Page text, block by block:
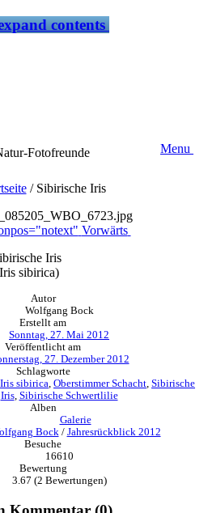
contents
Fotofreunde Menu
/ Sibirische Iris
Vorwärts
Iris
sibirica)
Autor
Wolfgang Bock
Erstellt am
Sonntag, 27. Mai 2012
Veröffentlicht am
27. Dezember 2012
Schlagworte
Iris sibirica Oberstimmer Schacht Sibirische
Iris, Sibirische Schwertlilie
Alben
Galerie
Bock / Jahresrückblick 2012
Besuche
16610
Bewertung
3.67 (2 Bewertungen)